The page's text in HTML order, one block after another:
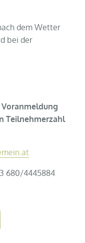
dem Wetter
bei der
Teilnehmerzahl
680/4445884